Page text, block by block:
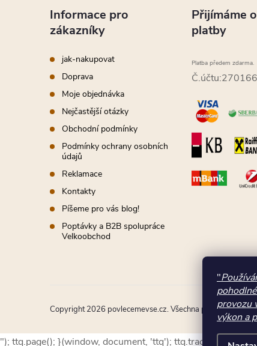
"
provozu
výkon a
Informace pro
zákazníky
jak-nakupovat
Doprava
Moje objednávka
Nejčastější otázky
Obchodní podmínky
Podmínky ochrany osobních
údajů
Reklamace
Kontakty
Píšeme pro vás blog!
Poptávky a B2B spolupráce
Velkoobchod
Přijímáme
platby
Platba předem zdarma.
Copyright 2026 povlecemevse.cz. Všechna práva
"); ttq.page(); }(window, document, 'ttq');